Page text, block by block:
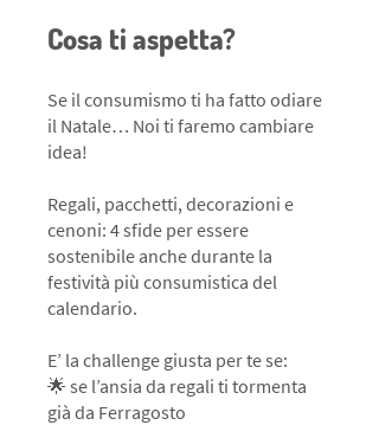
Cosa ti aspetta?
Se il consumismo ti ha fatto odiare
il Natale… Noi ti faremo cambiare
idea!
Regali, pacchetti, decorazioni e
cenoni: 4 sfide per essere
sostenibile anche durante la
festività più consumistica del
calendario.
E’ la challenge giusta per te se:
🌟 se l’ansia da regali ti tormenta
già da Ferragosto